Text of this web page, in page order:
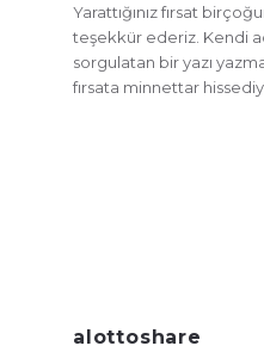
Yarattığınız fırsat
teşekkür ederiz. Kendi
sorgulatan bir yazı
fırsata minnettar
alottoshare